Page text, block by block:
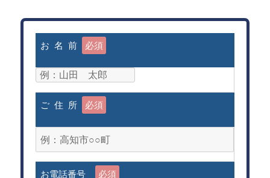
お 名 前 必須
ご 住 所 必須
お電話番号 必須